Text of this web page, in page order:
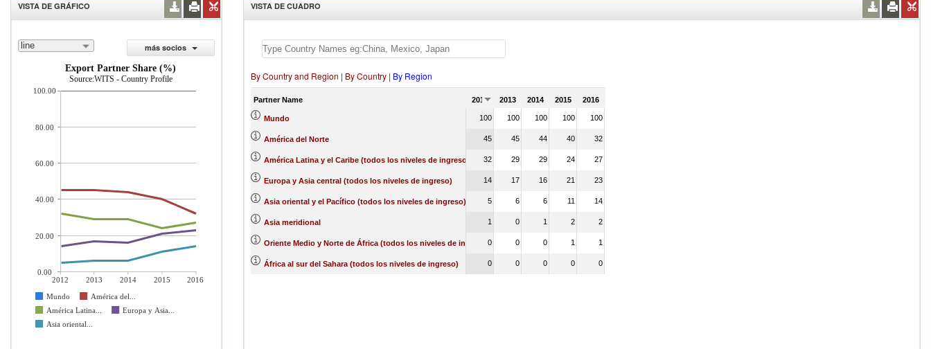
VISTA DE GRÁFICO
line
más socios
Export Partner Share (%)
Source:WITS - Country Profile
2012 2013 2014 2015
2016
Mundo
América del...
América Latina...
Europa y Asia...
Asia oriental...
100.00
80.00
60.00
40.00
20.00
0.00
VISTA DE CUADRO
By Country and Region | By Country | By Region
Partner Name 2012 2013 2014 2015 2016
Mundo 100 100 100 100 100
América del Norte 45 45 44 40 32
América Latina y el Caribe (todos los niveles de ingreso) 32 29 29 24 27
Europa y Asia central (todos los niveles de ingreso) 14 17 16 21 23
Asia oriental y el Pacífico (todos los niveles de ingreso) 5 6 6 11 14
Asia meridional 1 0 1 2 2
Oriente Medio y Norte de África (todos los niveles de ingreso)0 0 0 1 1
África al sur del Sahara (todos los niveles de ingreso) 0 0 0 0 0